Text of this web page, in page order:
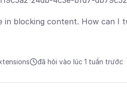
in blocking content. How can I
đã hỏi vào lúc 1 tuần trước